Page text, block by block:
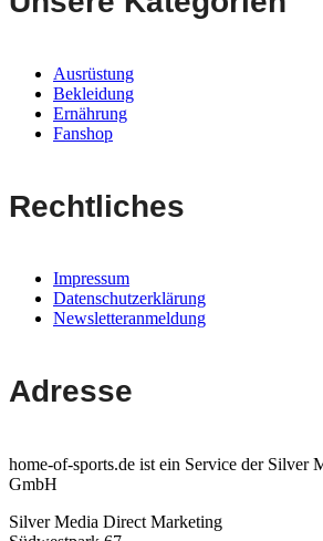
Ausrüstung
Bekleidung
Ernährung
Fanshop
Rechtliches
Impressum
Datenschutzerklärung
Newsletteranmeldung
Adresse
home-of-sports.de ist ein Service der Silver
GmbH
Silver Media Direct Marketing